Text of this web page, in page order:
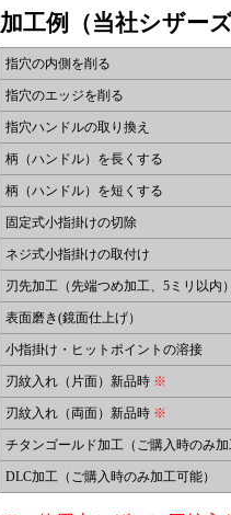
加工例（当社シザー
指穴の内側を削る
指穴のエッジを削る
指穴ハンドルの取り換え
柄（ハンドル）を長くする
柄（ハンドル）を短くする
固定式小指掛けの切除
ネジ式小指掛けの取付け
刃先加工（先端つめ加工、5ミリ以内
表面磨き(鏡面仕上げ）
小指掛け・ヒットポイントの溶接
刃紋入れ（片面）新品時 ※
刃紋入れ（両面）新品時 ※
チタンゴールド加工（ご購入時のみ
DLC加工（ご購入時のみ加工可能）